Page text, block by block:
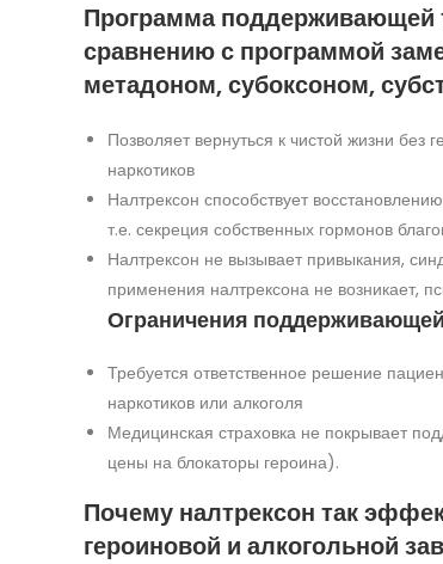
Программа поддерживающей
сравнению с программой
метадоном, субоксоном,
Позволяет вернуться к чистой жизни без
наркотиков
Налтрексон способствует
т.е. секреция собственных гормонов
Налтрексон не вызывает привыкания,
применения налтрексона не возникает,
Ограничения
Требуется ответственное решение
наркотиков или алкоголя
Медицинская страховка не покрывает
цены на блокаторы героина).
Почему налтрексон так
героиновой и алкогольной